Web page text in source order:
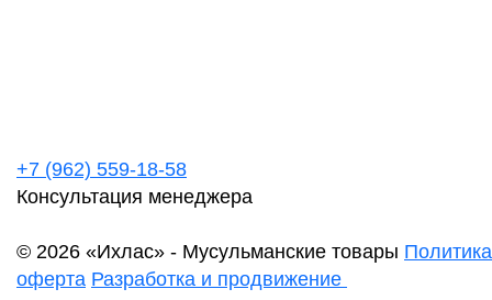
+7 (962) 559-18-58
Консультация менеджера
© 2026 «Ихлас» - Мусульманские товары
оферта Разработка и продвижение